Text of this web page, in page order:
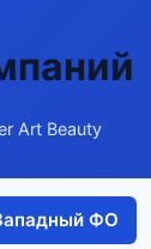
Art Beauty
ФО